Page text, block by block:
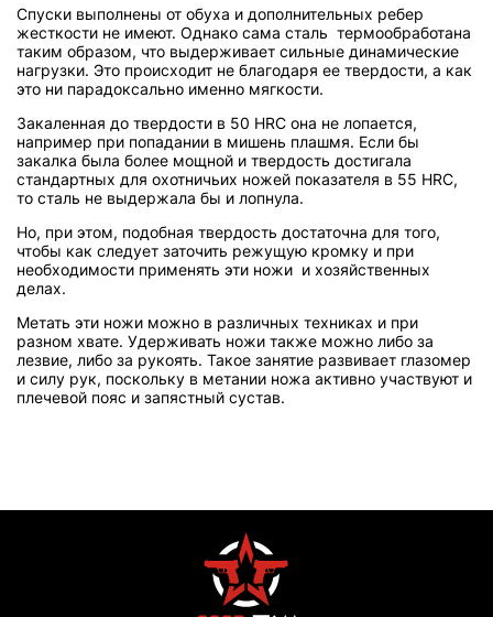
Спуски выполнены от обуха и дополнительных ребер
жесткости не имеют. Однако сама сталь термообработана
таким образом, что выдерживает сильные динамические
нагрузки. Это происходит не благодаря ее твердости, а как
это ни парадоксально именно мягкости.
Закаленная до твердости в 50 HRC она не лопается,
например при попадании в мишень плашмя. Если бы
закалка была более мощной и твердость достигала
стандартных для охотничьих ножей показателя в 55 HRC,
то сталь не выдержала бы и лопнула.
Но, при этом, подобная твердость достаточна для того,
чтобы как следует заточить режущую кромку и при
необходимости применять эти ножи и хозяйственных
делах.
Метать эти ножи можно в различных техниках и при
разном хвате. Удерживать ножи также можно либо за
лезвие, либо за рукоять. Такое занятие развивает глазомер
и силу рук, поскольку в метании ножа активно участвуют и
плечевой пояс и запястный сустав.